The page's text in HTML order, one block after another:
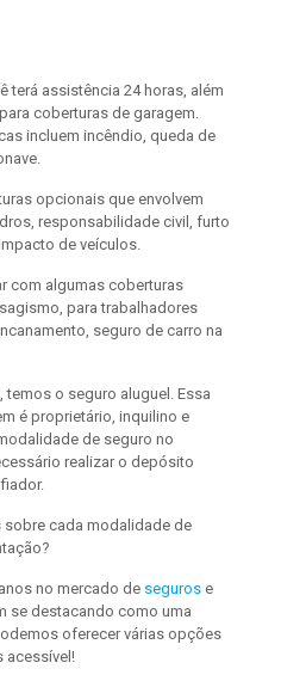
terá assistência 24 horas, além
coberturas de garagem.
incluem incêndio, queda de
opcionais que envolvem
responsabilidade civil, furto
de veículos.
com algumas coberturas
para trabalhadores
seguro de carro na
o seguro aluguel. Essa
é proprietário, inquilino e
de seguro no
realizar o depósito
cada modalidade de
no mercado de segurose
se destacando como uma
oferecer várias opções
acessível!